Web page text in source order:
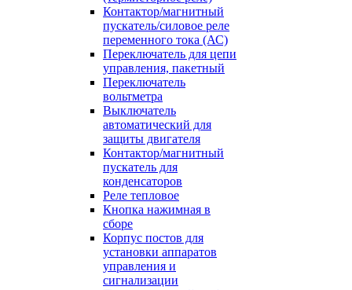
Контактор/магнитный
пускатель/силовое реле
переменного тока (АС)
Переключатель для цепи
управления, пакетный
Переключатель
вольтметра
Выключатель
автоматический для
защиты двигателя
Контактор/магнитный
пускатель для
конденсаторов
Реле тепловое
Кнопка нажимная в
сборе
Корпус постов для
установки аппаратов
управления и
сигнализации